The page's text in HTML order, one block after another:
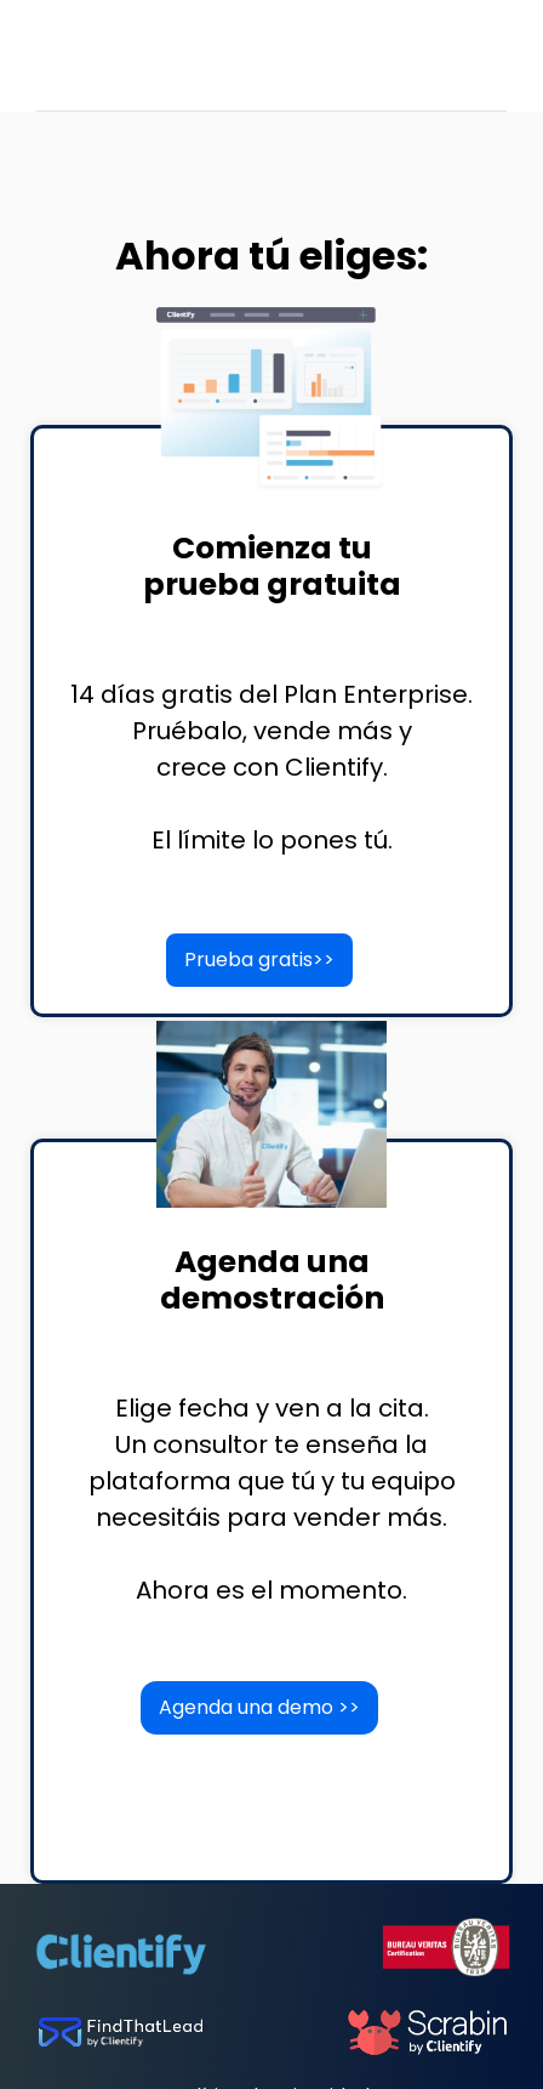
Ahora tú eliges:
Comienza tu
prueba gratuita
14 días gratis del Plan Enterprise.
Pruébalo, vende más y
crece con Clientify.
El límite lo pones tú.
Prueba gratis>>
Agenda una
demostración
Elige fecha y ven a la cita.
Un consultor te enseña la
plataforma que tú y tu equipo
necesitáis para vender más.
Ahora es el momento.
Agenda una demo >>